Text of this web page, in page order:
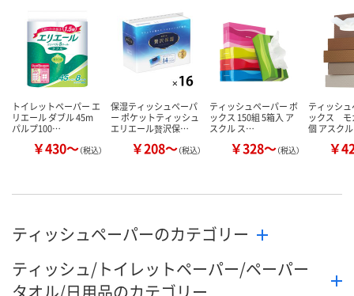
トイレットペーパー エ
リエール ダブル 45m
パルプ100…
￥430～（税込）
保湿ティッシュペーパ
ー ポケットティッシュ
エリエール贅沢保…
￥208～（税込）
ティッシュペーパー ボ
ックス 150組 5箱入 ア
スクル ス…
￥328～（税込）
ティッシ
ックス モ
個 アスク
￥
ティッシュペーパーのカテゴリー
ティッシュ/トイレットペーパー/ペーパー